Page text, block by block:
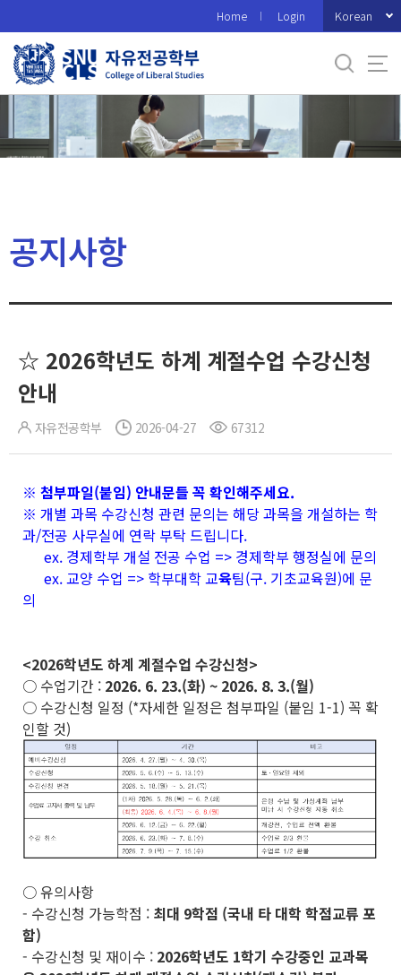
로
메
Home Login Korean
공지사항
☆ 2026학년도 하계 계절수업 수강신청
안내
자유전공학부 2026-04-27 67312
※ 첨부파일(붙임) 안내문들 꼭 확인해주세요.
※ 개별 과목 수강신청 관련 문의는 해당 과목을 개설하는 학
과/전공 사무실에 연락 부탁 드립니다.
ex. 경제학부 개설 전공 수업 => 경제학부 행정실에 문의
ex. 교양 수업 => 학부대학 교육팀(구. 기초교육원)에 문
의
<2026학년도 하계 계절수업 수강신청>
○ 수업기간 : 2026. 6. 23.(화) ~ 2026. 8. 3.(월)
○ 수강신청 일정 (*자세한 일정은 첨부파일 (붙임 1-1) 꼭 확
인할 것)
○ 유의사항
- 수강신청 가능학점 : 최대 9학점 (국내 타 대학 학점교류 포
함)
- 수강신청 및 재이수 : 2026학년도 1학기 수강중인 교과목